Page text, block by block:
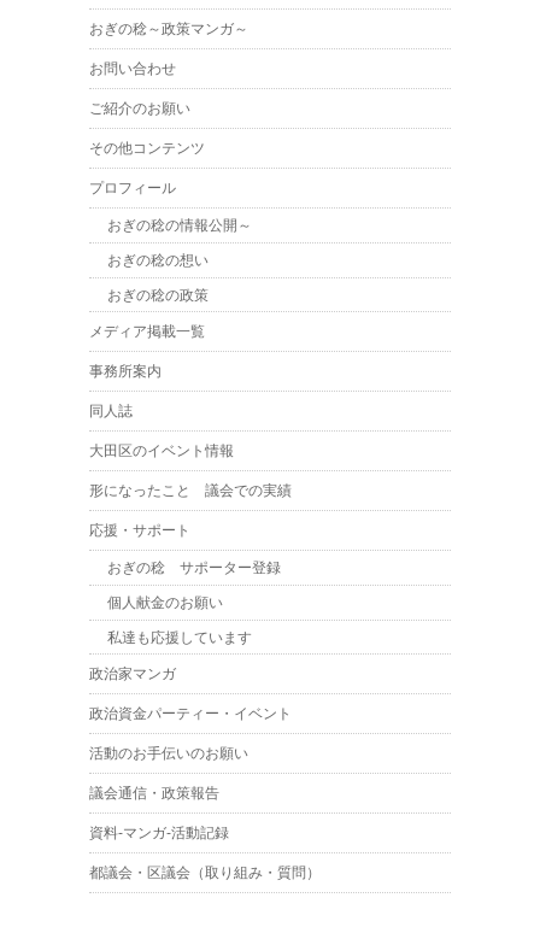
おぎの稔～政策マンガ～
お問い合わせ
ご紹介のお願い
その他コンテンツ
プロフィール
おぎの稔の情報公開～
おぎの稔の想い
おぎの稔の政策
メディア掲載一覧
事務所案内
同人誌
大田区のイベント情報
形になったこと 議会での実績
応援・サポート
おぎの稔 サポーター登録
個人献金のお願い
私達も応援しています
政治家マンガ
政治資金パーティー・イベント
活動のお手伝いのお願い
議会通信・政策報告
資料-マンガ-活動記録
都議会・区議会（取り組み・質問）